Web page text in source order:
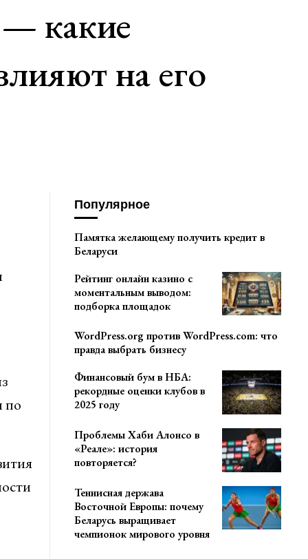
какие
на его
по
Популярное
Памятка желающему получить кредит в
Беларуси
Рейтинг онлайн казино с
моментальным выводом:
подборка площадок
WordPress.org против WordPress.com: что
правда выбрать бизнесу
Финансовый бум в НБА:
рекордные оценки клубов в
2025 году
Проблемы Хаби Алонсо в
«Реале»: история
повторяется?
Теннисная держава
Восточной Европы: почему
Беларусь выращивает
чемпионок мирового уровня